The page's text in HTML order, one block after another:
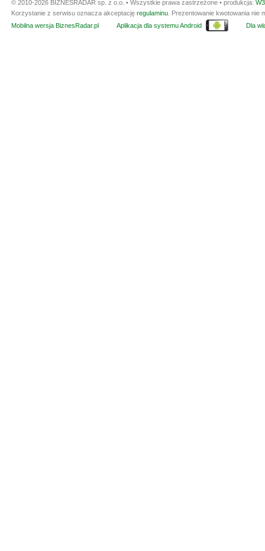
© 2010-2026 BIZNESRADAR sp. z o.o. • Wszystkie prawa zastrzeżone • produkcja:
Korzystanie z serwisu oznacza akceptację regulaminu . Prezentowanie kwotowania
Mobilna wersja BiznesRadar.pl
Aplikacja dla systemu Android Dla